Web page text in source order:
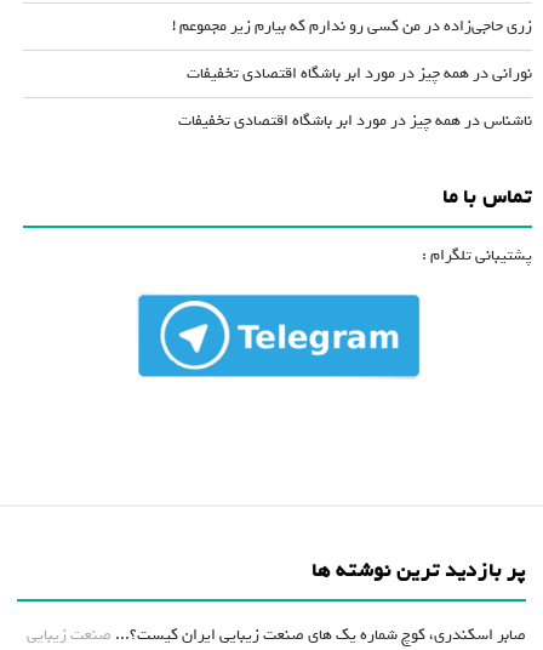
زری حاجی‌زادهدرمن کسی رو ندارم که بیارم زیر مجموعم !
نورانیدرهمه چیز در مورد ابر باشگاه اقتصادی تخفیفات
ناشناسدرهمه چیز در مورد ابر باشگاه اقتصادی تخفیفات
تماس با ما
پشتیبانی تلگرام :
پر بازدید ترین نوشته ها
صابر اسکندری، کوچ شماره یک های صنعت زیبایی ایران کیست؟... صنعت زیبایی